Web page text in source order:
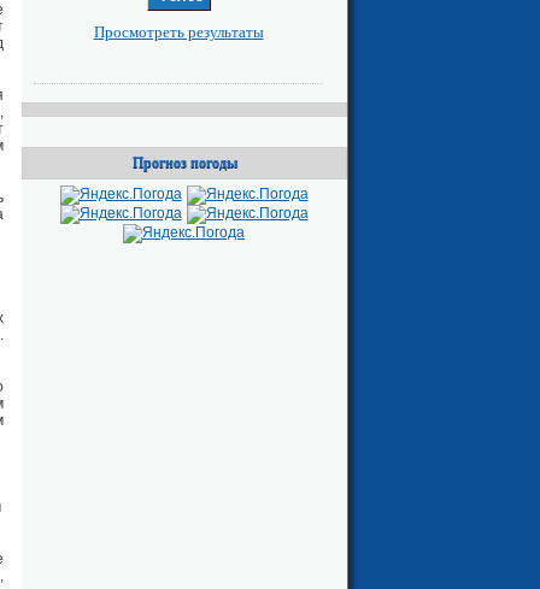
Просмотреть результаты
Прогноз погоды